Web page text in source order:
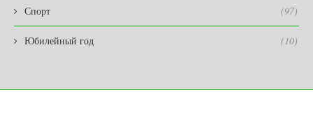
Спорт (97)
Юбилейный год (10)